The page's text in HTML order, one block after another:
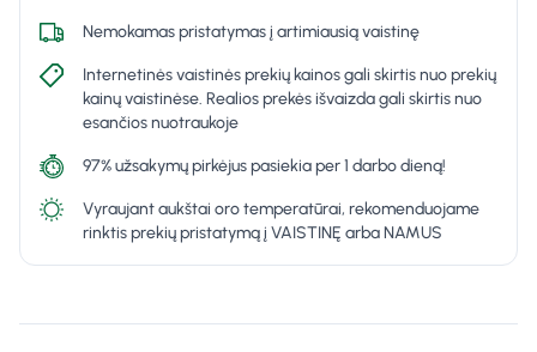
Nemokamas pristatymas į artimiausią vaistinę
Internetinės vaistinės prekių kainos gali skirtis nuo prekių
kainų vaistinėse. Realios prekės išvaizda gali skirtis nuo
esančios nuotraukoje
97% užsakymų pirkėjus pasiekia per 1 darbo dieną!
Vyraujant aukštai oro temperatūrai, rekomenduojame
rinktis prekių pristatymą į VAISTINĘ arba NAMUS